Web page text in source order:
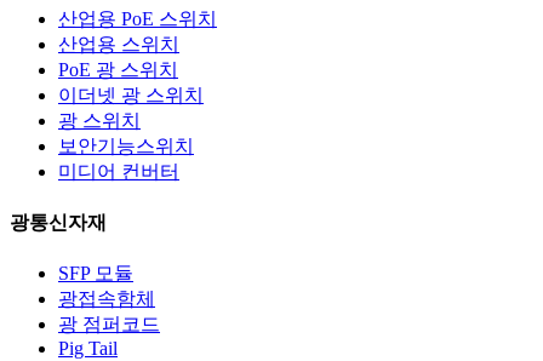
산업용 PoE 스위치
산업용 스위치
PoE 광 스위치
이더넷 광 스위치
광 스위치
보안기능스위치
미디어 컨버터
광통신자재
SFP 모듈
광접속함체
광 점퍼코드
Pig Tail